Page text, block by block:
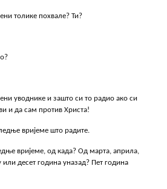
толике похвале? Ти?
уводнике и зашто си то радио ако си
и да сам против Христа!
вријеме што радите.
вријеме, од када? Од марта, априла,
десет година уназад? Пет година